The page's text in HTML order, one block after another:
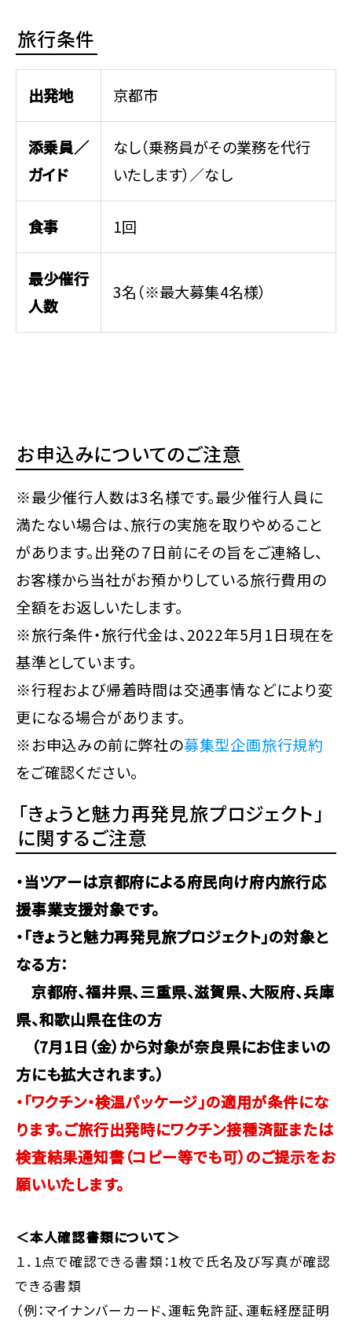
旅行条件
出発地 京都市
添乗員／
ガイド
なし（乗務員がその業務を代行
いたします）／なし
食事 1回
最少催行
人数
3名（※最大募集4名様）
お申込みについてのご注意
※最少催行人数は3名様です。最少催行人員に
満たない場合は、旅行の実施を取りやめること
があります。出発の７日前にその旨をご連絡し、
お客様から当社がお預かりしている旅行費用の
全額をお返しいたします。
※旅行条件・旅行代金は、2022年5月1日現在を
基準としています。
※行程および帰着時間は交通事情などにより変
更になる場合があります。
※お申込みの前に弊社の募集型企画旅行規約
をご確認ください。
「きょうと魅力再発見旅プロジェクト」
に関するご注意
・当ツアーは京都府による府民向け府内旅行応
援事業支援対象です。
・「きょうと魅力再発見旅プロジェクト」の対象と
なる方：
京都府、福井県、三重県、滋賀県、大阪府、兵庫
県、和歌山県在住の方
（7月1日（金）から対象が奈良県にお住まいの
方にも拡大されます。）
・「ワクチン・検温パッケージ」の適用が条件にな
ります。ご旅行出発時にワクチン接種済証または
検査結果通知書（コピー等でも可）のご提示をお
願いいたします。
＜本人確認書類について＞
１．1点で確認できる書類：1枚で氏名及び写真が確認
できる書類
（例：マイナンバーカード、運転免許証、運転経歴証明